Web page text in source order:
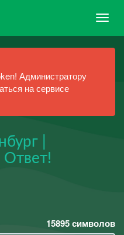
Администратору
на сервисе
|
Ответ!
15895символов